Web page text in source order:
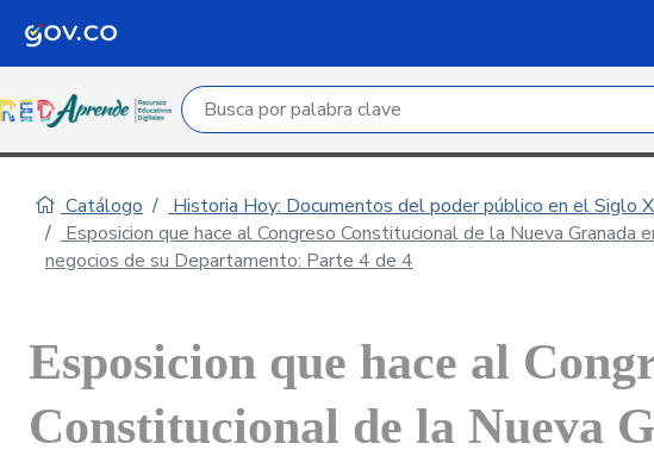
Campo de búsqueda por palabra clave
Catálogo
Historia Hoy: Documentos del poder público en el Siglo
Esposicion que hace al Congreso Constitucional de la Nueva
negocios de su Departamento: Parte 4 de 4
Esposicion que hace al
Constitucional de la Nueva